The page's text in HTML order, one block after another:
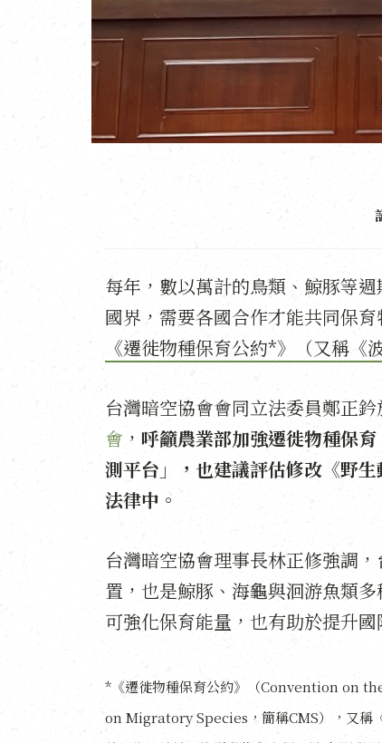
每年，數以萬計的鳥類、鯨豚等
國界，需要各國合作才能共同保
《遷徙物種保育公約*》（又稱《
台灣暗空協會會同立法委員鄭正
會 ， 呼籲農業部加強遷徙物種保
測平台」，也建議評估修改《野
法律中。
台灣暗空協會理事長林正修強調
置，也是鯨豚、海龜與洄游魚類
可強化保育能量，也有助於提升國
*《遷徙物種保育公約》（Convention on
on Migratory Species，簡稱CMS），又稱